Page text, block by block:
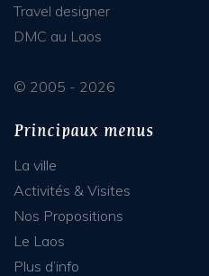
Travel designer
DMC au Laos
© 2005 - 2026
Principaux menus
La ville
Activités & Visites
Nos Propositions
Le Laos
Plus d’info